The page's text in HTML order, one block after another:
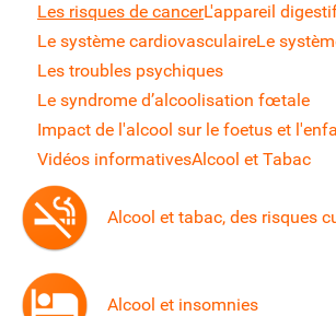
Les risques de cancerL'appareil
Le système cardiovasculaireLe
Les troubles psychiques
Le syndrome d’alcoolisation fœtale
Impact de l'alcool sur le foetus et
Vidéos informativesAlcool et Tabac
Alcool et tabac, des risques
Alcool et insomnies